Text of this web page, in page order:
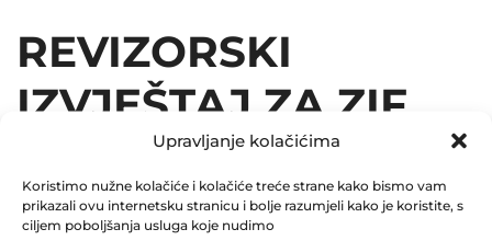
Upravljanje kolačićima
Koristimo nužne kolačiće i kolačiće treće strane kako bismo vam
prikazali ovu internetsku stranicu i bolje razumjeli kako je koristite, s
ciljem poboljšanja usluga koje nudimo
REVIZORSKI
IZVJEŠTAJ ZA ZIF
December 31, 2018
0 Comments